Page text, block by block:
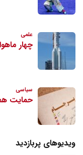
ویدیوهای پربازدید